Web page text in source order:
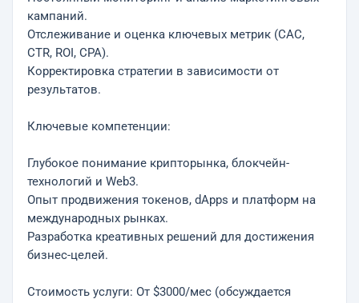
кампаний.
Отслеживание и оценка ключевых метрик (CAC,
CTR, ROI, CPA).
Корректировка стратегии в зависимости от
результатов.
Ключевые компетенции:
Глубокое понимание крипторынка, блокчейн-
технологий и Web3.
Опыт продвижения токенов, dApps и платформ на
международных рынках.
Разработка креативных решений для достижения
бизнес-целей.
Стоимость услуги: От $3000/мес (обсуждается